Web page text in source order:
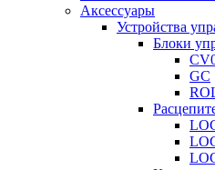
Аксессуары
Устройства
Блоки
GC